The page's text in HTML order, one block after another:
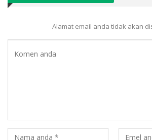
Alamat email anda tidak akan